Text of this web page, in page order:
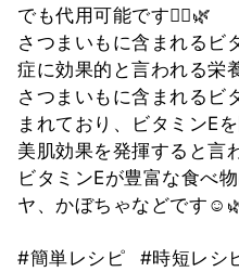
でも代用可能です🙆‍♂️🌿
さつまいもに含まれるビ
症に効果的と言われる栄
さつまいもに含まれるビ
まれており、ビタミンE
美肌効果を発揮すると言
ビタミンEが豊富な食べ
ヤ、かぼちゃなどです
#簡単レシピ #時短レシ